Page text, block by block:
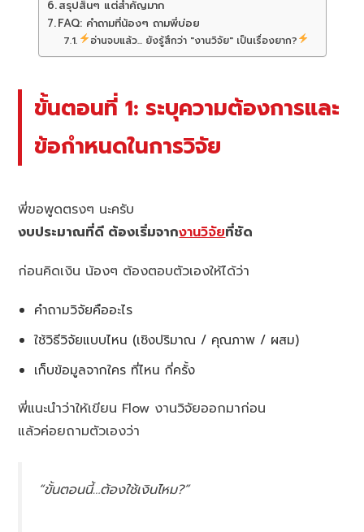
สรุปสั้นๆ แต่สำคัญมาก
FAQ: คำถามที่น้องๆ ถามพี่บ่อย
อ่านจบแล้ว... ยังรู้สึกว่า "งานวิจัย" เป็นเรื่องยาก?
ขั้นตอนที่ 1: ระบุความต้องการและ
ข้อกำหนดในการวิจัย
พี่ขอพูดตรงๆ นะครับ
งบประมาณที่ดี ต้องเริ่มจากงานวิจัยที่ชัด
ก่อนคิดเงิน น้องๆ ต้องตอบตัวเองให้ได้ว่า
คำถามวิจัยคืออะไร
ใช้วิธีวิจัยแบบไหน (เชิงปริมาณ / คุณภาพ / ผสม)
เก็บข้อมูลจากใคร ที่ไหน กี่ครั้ง
พี่แนะนำว่าให้เขียน Flow งานวิจัยออกมาก่อน
แล้วค่อยถามตัวเองว่า
“ขั้นตอนนี้…ต้องใช้เงินไหม?”